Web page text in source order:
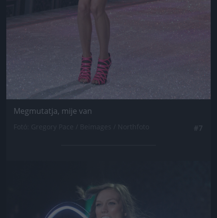
Megmutatja, mije van